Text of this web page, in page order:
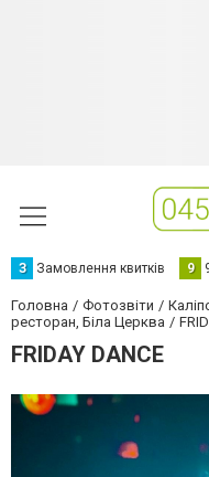
З Замовлення квитків 9
Головна Фотозвіти
ресторан, Біла Церква
FRIDAY DANCE